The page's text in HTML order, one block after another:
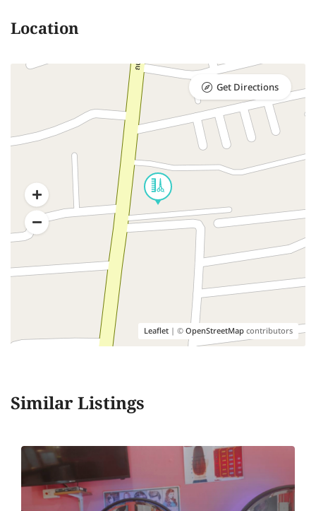
Location
Leaflet | ©OpenStreetMapcontributors
Get Directions
Similar Listings